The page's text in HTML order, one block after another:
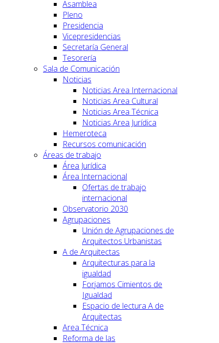
Asamblea
Pleno
Presidencia
Vicepresidencias
Secretaría General
Tesorería
Sala de Comunicación
Noticias
Noticias Area Internacional
Noticias Area Cultural
Noticias Area Técnica
Noticias Area Jurídica
Hemeroteca
Recursos comunicación
Áreas de trabajo
Área Jurídica
Área Internacional
Ofertas de trabajo
internacional
Observatorio 2030
Agrupaciones
Unión de Agrupaciones de
Arquitectos Urbanistas
A de Arquitectas
Arquitecturas para la
igualdad
Forjamos Cimientos de
Igualdad
Espacio de lectura A de
Arquitectas
Area Técnica
Reforma de las